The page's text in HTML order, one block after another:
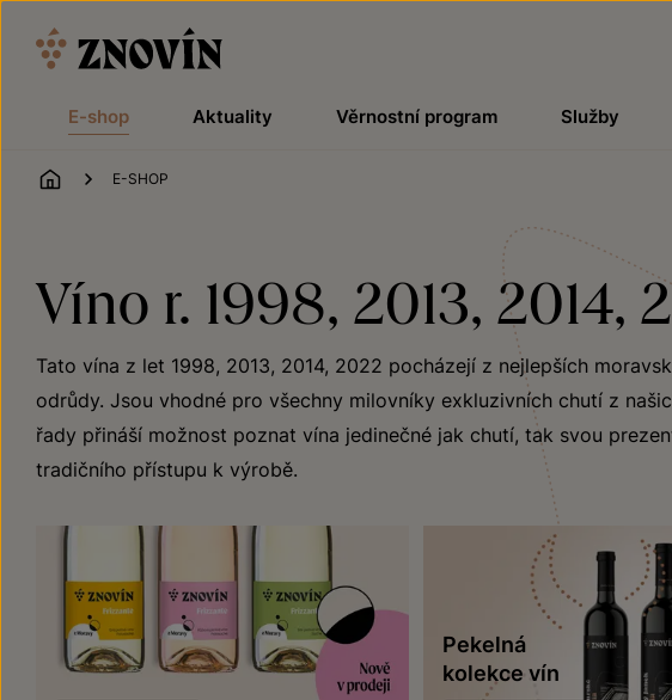
E-shop Aktuality Věrnostní program Služby
ÚVOD
E-SHOP
Víno r. 1998, 2013, 2014,
Tato vína z let 1998, 2013, 2014, 2022 pocházejí z nejlepších
odrůdy. Jsou vhodné pro všechny milovníky exkluzivních chutí z
řady přináší možnost poznat vína jedinečné jak chutí, tak svou
tradičního přístupu k výrobě.
Pekelná
kolekce vín